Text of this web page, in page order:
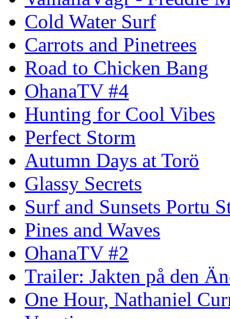
Cold Water Surf
Carrots and Pinetrees
Road to Chicken Bang
OhanaTV #4
Hunting for Cool Vibes
Perfect Storm
Autumn Days at Torö
Glassy Secrets
Surf and Sunsets Portu
Pines and Waves
OhanaTV #2
Trailer: Jakten på den
One Hour, Nathaniel